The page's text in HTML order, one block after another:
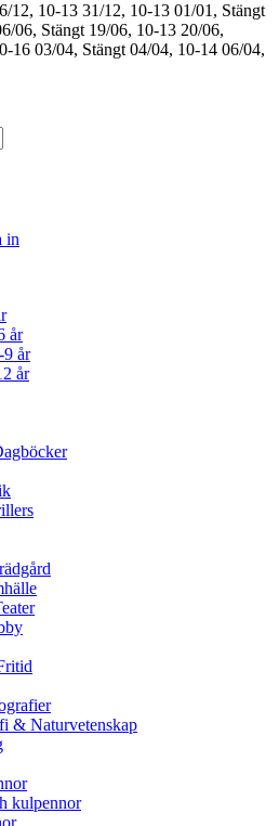
12, 10-13 31/12, 10-13 01/01, Stängt
06, Stängt 19/06, 10-13 20/06,
16 03/04, Stängt 04/04, 10-14 06/04,
in
år
år
år
& Naturvetenskap
kulpennor